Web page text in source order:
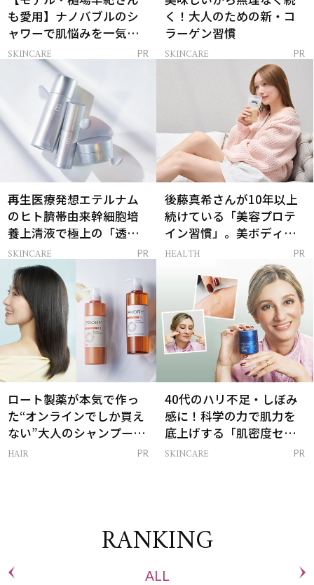
も愛用】ナノバブルのシ
ャワーで肌悩みを一気に
解決
SKINCARE PR
く！大人のための新・コ
ラーゲン習慣
SKINCARE PR
再生医療発想エテルナム
のヒト臍帯由来幹細胞培
養上清液で極上の「透明
感ハリ肌」へ
SKINCARE PR
後藤真希さんが10年以上
続けている「美容プロテ
イン習慣」。美ボディを
支える朝ルーティンと
HEALTH PR
ロート製薬が本気で作っ
た“オンラインでしか買え
ない”大人のシャンプー＆
トリートメントって？
HAIR PR
40代のハリ不足・しぼみ
感に！科学の力で肌力を
底上げする「肌密度セラ
ム」
SKINCARE PR
RANKING
ALL